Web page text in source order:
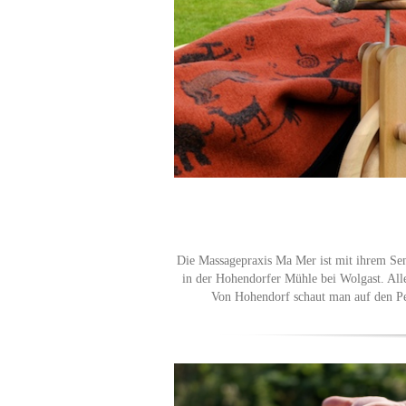
Die Massagepraxis Ma Mer ist mit ihrem
in der Hohendorfer Mühle bei Wolgast.
Von Hohendorf schaut man auf den